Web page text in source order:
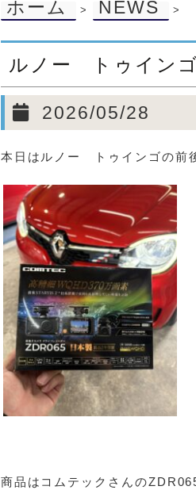
ホーム > NEWS >
ルノー トゥインゴ
2026/05/28
本日はルノー トゥインゴの前
商品はコムテックさんの